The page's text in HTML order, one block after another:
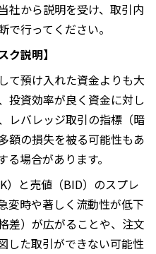
社から説明を受け、取引内
行ってください。
ク説明】
て預け入れた資金よりも大
投資効率が良く資金に対し
レバレッジ取引の指標（暗
額の損失を被る可能性もあ
場合があります。
）と売値（BID）のスプレ
変時や著しく流動性が低下
差）が広がることや、注文
した取引ができない可能性